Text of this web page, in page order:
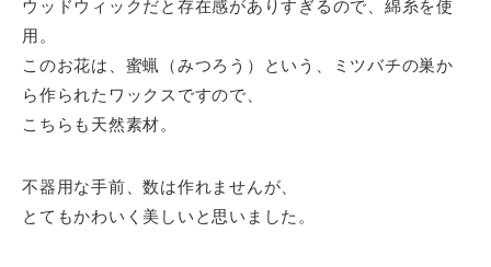
ウッドウィックだと存在感がありすぎるので、綿糸を使
用。
このお花は、蜜蝋（みつろう）という、ミツバチの巣か
ら作られたワックスですので、
こちらも天然素材。
不器用な手前、数は作れませんが、
とてもかわいく美しいと思いました。